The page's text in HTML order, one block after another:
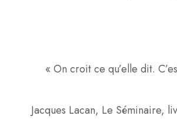
« On croit ce qu’elle dit.
Jacques Lacan, Le Séminaire,